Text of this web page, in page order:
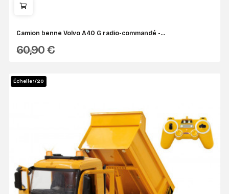
Camion benne Volvo A40 G radio-commandé -...
JAMARA
60,90 €
Échelle 1/20